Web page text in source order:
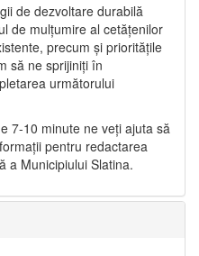
de dezvoltare durabilă
de mulțumire al cetățenilor
precum și prioritățile
să ne sprijiniți în
următorului
7-10 minute ne veți ajuta să
pentru redactarea
a Municipiului Slatina.